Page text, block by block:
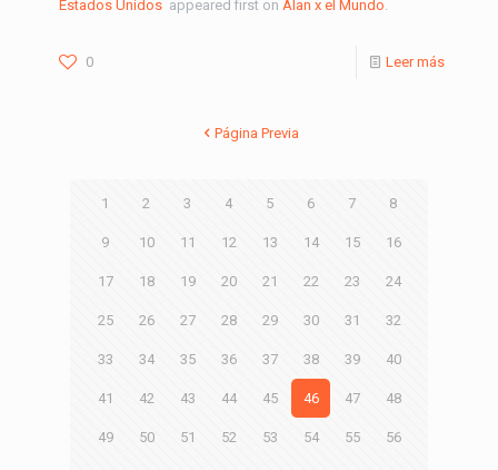
Estados Unidos appeared first on Alan x el Mundo.
0 Leer más
Página Previa
1 2 3 4 5 6 7 8
9 10 11 12 13 14 15 16
17 18 19 20 21 22 23 24
25 26 27 28 29 30 31 32
33 34 35 36 37 38 39 40
41 42 43 44 45 46 47 48
49 50 51 52 53 54 55 56